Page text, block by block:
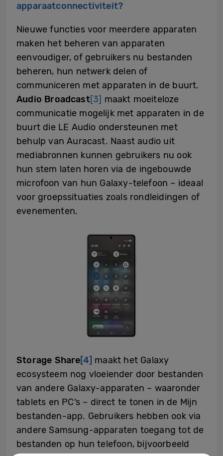
apparaatconnectiviteit?
Nieuwe functies voor meerdere apparaten
maken het beheren van apparaten
eenvoudiger, of gebruikers nu bestanden
beheren, hun netwerk delen of
communiceren met apparaten in de buurt.
Audio Broadcast[3] maakt moeiteloze
communicatie mogelijk met apparaten in de
buurt die LE Audio ondersteunen met
behulp van Auracast. Naast audio uit
mediabronnen kunnen gebruikers nu ook
hun stem laten horen via de ingebouwde
microfoon van hun Galaxy-telefoon – ideaal
voor groepssituaties zoals rondleidingen of
evenementen.
Storage Share[4] maakt het Galaxy
ecosysteem nog vloeiender door bestanden
van andere Galaxy-apparaten – waaronder
tablets en PC’s – direct te tonen in de Mijn
bestanden-app. Gebruikers hebben ook via
andere Samsung-apparaten toegang tot de
bestanden op hun telefoon, bijvoorbeeld